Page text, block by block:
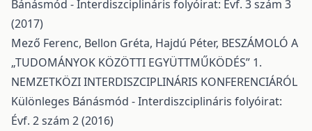
Bánásmód - Interdiszciplináris folyóirat: Évf. 3 szám 3
(2017)
Mező Ferenc, Bellon Gréta, Hajdú Péter, BESZÁMOLÓ A
„TUDOMÁNYOK KÖZÖTTI EGYÜTTMŰKÖDÉS” 1.
NEMZETKÖZI INTERDISZCIPLINÁRIS KONFERENCIÁRÓL
Különleges Bánásmód - Interdiszciplináris folyóirat:
Évf. 2 szám 2 (2016)